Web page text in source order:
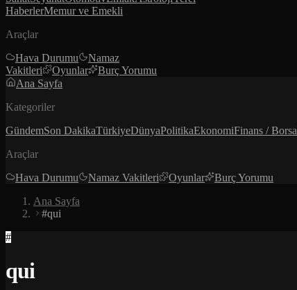
HaberlerMemur ve Emekli
Araçlar
Hava Durumu
Namaz
Vakitleri
Oyunlar
Burç Yorumu
Ana Sayfa
Kategoriler
GündemSon DakikaTürkiyeDünyaPolitikaEkonomiFinans / Borsa
Araçlar
Hava Durumu
Namaz Vakitleri Oyunlar
Burç Yorumu
Ana Sayfa
#qui
#
qui